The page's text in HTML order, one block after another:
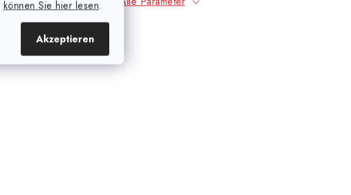
können Sie hier lesen.
Akzeptieren